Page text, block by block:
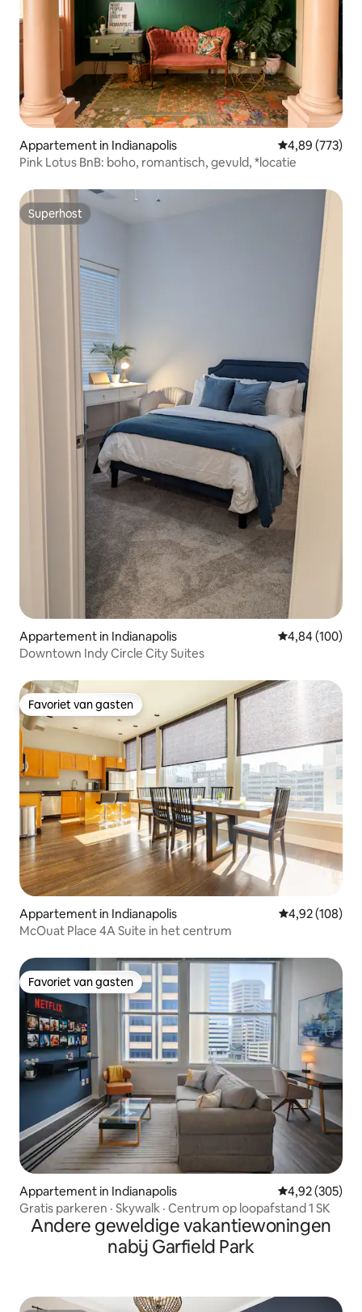
Appartement in Indianapolis Gemiddelde
4,89 (773)
Pink Lotus BnB: boho, romantisch, gevuld, *locatie
Superhost
Superhost
Appartement in Indianapolis Gemiddelde
4,84 (100)
Downtown Indy Circle City Suites
Favoriet van gasten
Favoriet van gasten
Appartement in Indianapolis Gemiddelde
4,92 (108)
McOuat Place 4A Suite in het centrum
Favoriet van gasten
Favoriet van gasten
Appartement in Indianapolis Gemiddelde
4,92 (305)
Gratis parkeren · Skywalk · Centrum op loopafstand 1 SK
Andere geweldige vakantiewoningen
nabij Garfield Park